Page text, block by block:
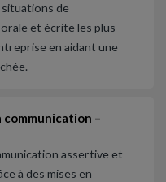
de
et écrite les plus
en aidant une
communication –
assertive et
à des mises en